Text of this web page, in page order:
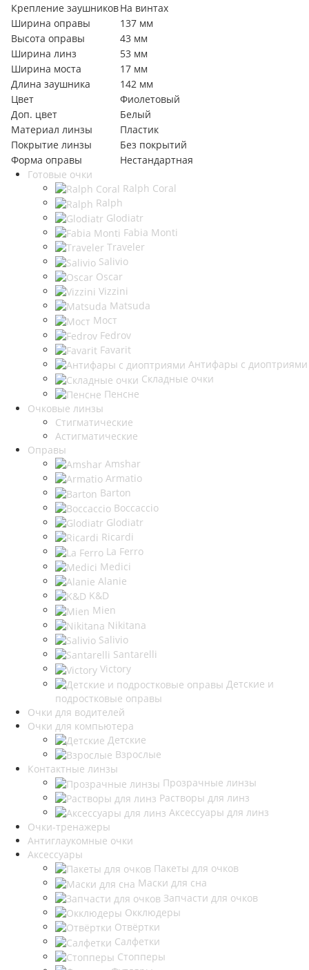
Крепление заушниковНа винтах
Ширина оправы
137 мм
Высота оправы
43 мм
Ширина линз
53 мм
Ширина моста
17 мм
Длина заушника
142 мм
Цвет
Фиолетовый
Доп. цвет
Белый
Материал линзы
Пластик
Покрытие линзы
Без покрытий
Форма оправы
Нестандартная
Готовые очки
Ralph Coral
Ralph
Glodiatr
Fabia Monti
Traveler
Salivio
Oscar
Vizzini
Matsuda
Мост
Fedrov
Favarit
Антифары с диоптриями
Складные очки
Пенсне
Очковые линзы
Стигматические
Астигматические
Оправы
Amshar
Armatio
Barton
Boccaccio
Glodiatr
Ricardi
La Ferro
Medici
Alanie
K&D
Mien
Nikitana
Salivio
Santarelli
Victory
Детские и
подростковые оправы
Очки для водителей
Очки для компьютера
Детские
Взрослые
Контактные линзы
Прозрачные линзы
Растворы для линз
Аксессуары для линз
Очки-тренажеры
Антиглаукомные очки
Аксессуары
Пакеты для очков
Маски для сна
Запчасти для очков
Окклюдеры
Отвёртки
Салфетки
Стопперы